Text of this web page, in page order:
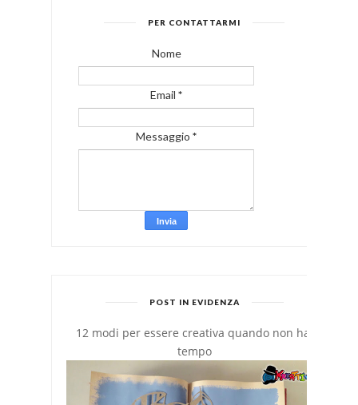
PER CONTATTARMI
Nome
Email *
Messaggio *
POST IN EVIDENZA
12 modi per essere creativa quando non hai
tempo